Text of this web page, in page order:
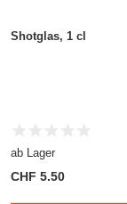
Shotglas, 1 cl
ab Lager
CHF 5.50